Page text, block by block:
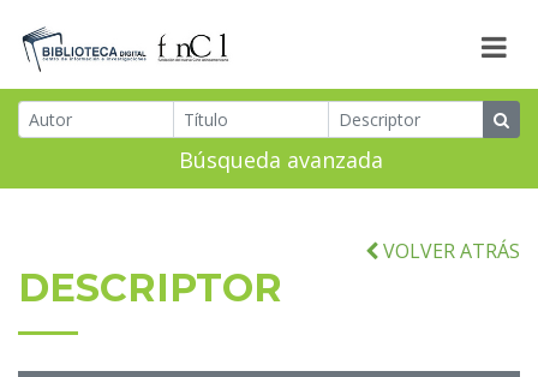
Búsqueda avanzada
VOLVER ATRÁS
DESCRIPTOR